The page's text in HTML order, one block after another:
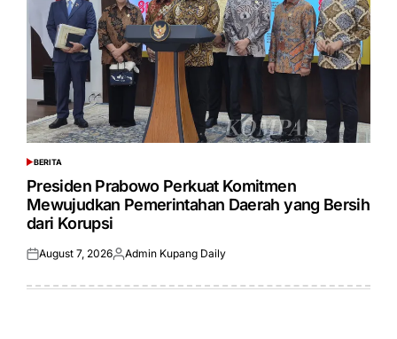
POSTED
IN
BERITA
Presiden Prabowo Perkuat Komitmen
Mewujudkan Pemerintahan Daerah yang Bersih
dari Korupsi
Posted
August 7, 2026Posted
Admin Kupang Daily